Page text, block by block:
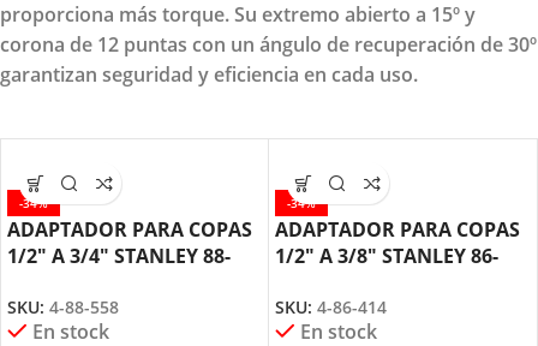
proporciona más torque. Su extremo abierto a 15º y
corona de 12 puntas con un ángulo de recuperación de 30º
garantizan seguridad y eficiencia en cada uso.
-34%
ADAPTADOR PARA COPAS
1/2″ A 3/4″ STANLEY 88-
SKU: 4-88-558
En stock
-34%
ADAPTADOR PARA COPAS
1/2″ A 3/8″ STANLEY 86-
SKU: 4-86-414
En stock